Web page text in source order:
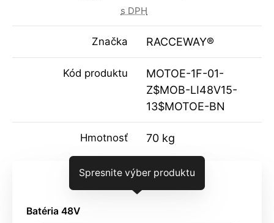
s DPH
Značka RACCEWAY®
Kód produktu
MOTOE-1F-01-
Z$MOB-LI48V15-
13$MOTOE-BN
Hmotnosť 70 kg
Spresnite výber produktu
Batéria 48V